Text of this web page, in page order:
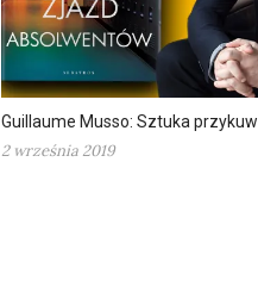
Guillaume Musso: Sztuka
2 września 2019